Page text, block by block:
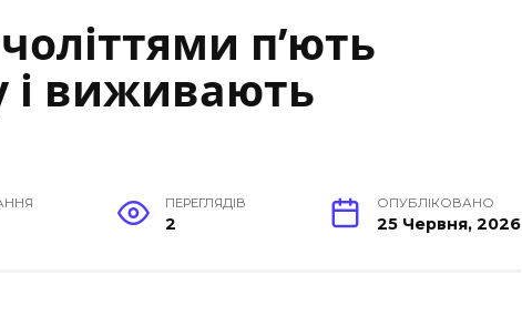
п’ють
і виживають
ПЕРЕГЛЯДІВ
2
ОПУБЛІКОВАНО
25 Червня, 2026